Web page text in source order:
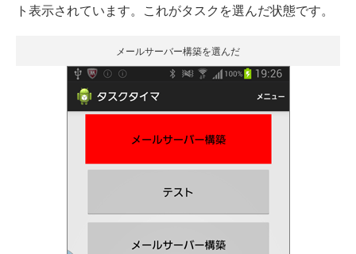
ト表示されています。これがタスクを選んだ状態です。
メールサーバー構築を選んだ